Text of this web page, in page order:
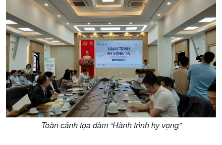
Chính trị
Tin Chính trị
Chính phủ với người dân
Quốc hội với cử tri
Xây dựng đảng
Đảng trong cuộc sống
Nhận diện sự thật
Pháp luật và đời sống
Thế giới
Tin thế giới
Vấn đề quốc tế
Hồ sơ sự kiện quốc tế
Thế giới & Việt Nam
Biên cương - Một dải vững
bền
Toàn cảnh tọa đàm “Hành trình hy vọng”